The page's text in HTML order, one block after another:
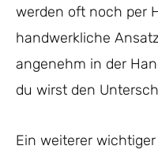
werden oft noch per
handwerkliche
angenehm in der
du wirst den
Ein weiterer